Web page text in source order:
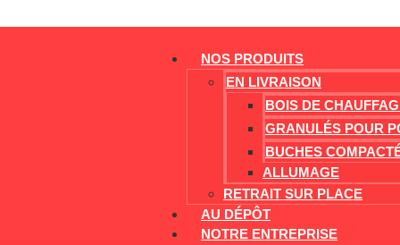
NOS PRODUITS
EN LIVRAISON
BOIS DE
GRANULÉS POUR
BUCHES
ALLUMAGE
RETRAIT SUR PLACE
AU DÉPÔT
NOTRE ENTREPRISE